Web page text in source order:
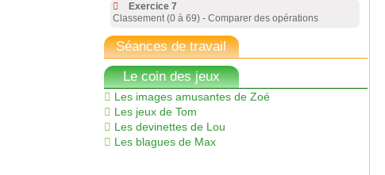
Exercice 7
Classement (0 à 69) - Comparer des opérations
Séances de travail
Le coin des jeux
Les images amusantes de Zoé
Les jeux de Tom
Les devinettes de Lou
Les blagues de Max